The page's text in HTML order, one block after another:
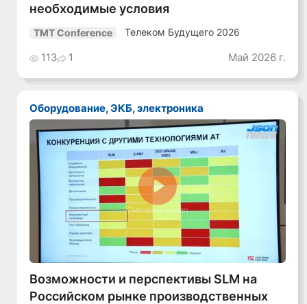
необходимые условия
TMT Conference Телеком Будущего 2026
113 1 Май 2026 г.
Оборудование, ЭКБ, электроника
Смотреть видео
Возможности и перспективы SLM на
Российском рынке производственных